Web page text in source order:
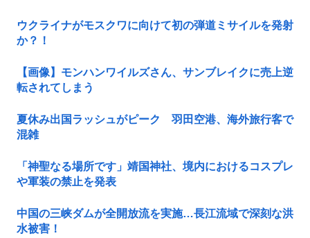
ウクライナがモスクワに向けて初の弾道ミサイルを発射
か？！
【画像】モンハンワイルズさん、サンブレイクに売上逆
転されてしまう
夏休み出国ラッシュがピーク 羽田空港、海外旅行客で
混雑
「神聖なる場所です」靖国神社、境内におけるコスプレ
や軍装の禁止を発表
中国の三峡ダムが全開放流を実施…長江流域で深刻な洪
水被害！